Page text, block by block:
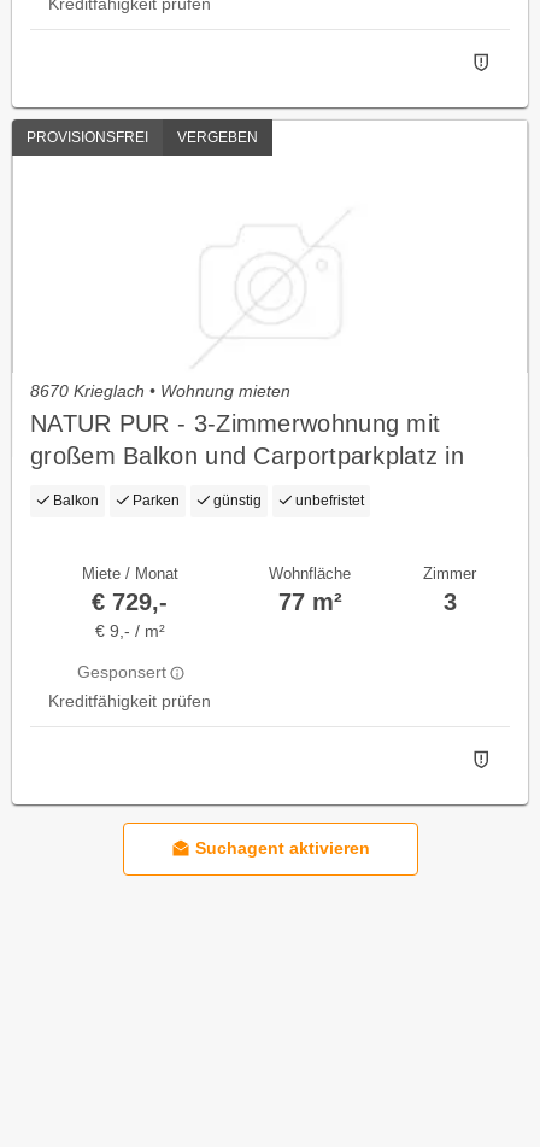
PROVISIONSFREI VERGEBEN
8670 Krieglach • Wohnung mieten
NATUR PUR - 3-Zimmerwohnung mit
großem Balkon und Carportparkplatz in
ruhiger Lage - geförderte Miete ODER
Balkon Parken günstig unbefristet
Miete / Monat
€ 729,-
€ 9,- / m²
Gesponsert
Kreditfähigkeit prüfen
Wohnfläche
77 m²
Zimmer
3
Suchagent aktivieren